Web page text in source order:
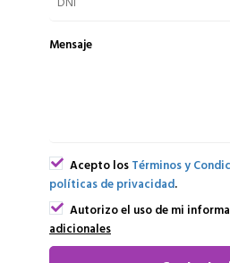
Mensaje
Acepto losTérminos y
políticas de privacidad.
Autorizo el uso de mi
adicionales